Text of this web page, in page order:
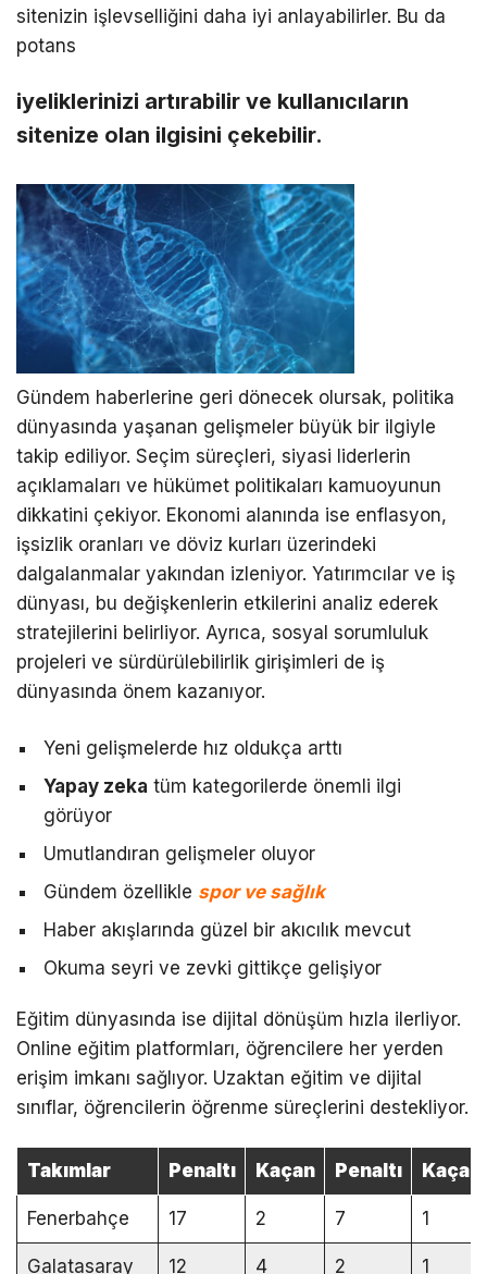
sitenizin işlevselliğini daha iyi anlayabilirler. Bu da
potans
iyeliklerinizi artırabilir ve kullanıcıların
sitenize olan ilgisini çekebilir.
Gündem haberlerine geri dönecek olursak, politika
dünyasında yaşanan gelişmeler büyük bir ilgiyle
takip ediliyor. Seçim süreçleri, siyasi liderlerin
açıklamaları ve hükümet politikaları kamuoyunun
dikkatini çekiyor. Ekonomi alanında ise enflasyon,
işsizlik oranları ve döviz kurları üzerindeki
dalgalanmalar yakından izleniyor. Yatırımcılar ve iş
dünyası, bu değişkenlerin etkilerini analiz ederek
stratejilerini belirliyor. Ayrıca, sosyal sorumluluk
projeleri ve sürdürülebilirlik girişimleri de iş
dünyasında önem kazanıyor.
Yeni gelişmelerde hız oldukça arttı
Yapay zeka tüm kategorilerde önemli ilgi
görüyor
Umutlandıran gelişmeler oluyor
Gündem özellikle spor ve sağlık
Haber akışlarında güzel bir akıcılık mevcut
Okuma seyri ve zevki gittikçe gelişiyor
Eğitim dünyasında ise dijital dönüşüm hızla ilerliyor.
Online eğitim platformları, öğrencilere her yerden
erişim imkanı sağlıyor. Uzaktan eğitim ve dijital
sınıflar, öğrencilerin öğrenme süreçlerini destekliyor.
Takımlar Penaltı Kaçan Penaltı Kaçan
Fenerbahçe 17 2 7 1
Galatasaray 12 4 2 1